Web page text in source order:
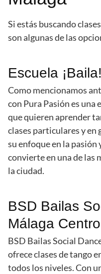
Si estás buscando
son algunas de las
Escuela
Como mencionamos
con Pura Pasión es una
que quieren aprender
clases particulares y en
su enfoque en la pasión
convierte en una de las
la ciudad.
BSD Bailas
Málaga Centro
BSD Bailas Social
ofrece clases de tango
todos los niveles. Con